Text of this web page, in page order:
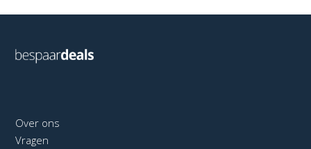
Over ons
Vragen